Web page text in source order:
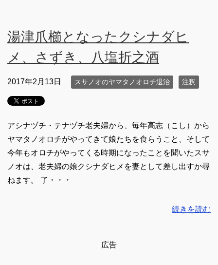
湯津爪櫛となったクシナダヒ
メ、さずき、八塩折之酒
2017年2月13日 スサノオのヤマタノオロチ退治 注釈
アシナヅチ・テナヅチ老夫婦から、毎年高志（こし）から
ヤマタノオロチがやってきて娘たちを食らうこと、そして
今年もオロチがやってくる時期になったことを聞いたスサ
ノオは、老夫婦の娘クシナダヒメを妻として差し出すか尋
ねます。 了・・・
続きを読む
広告